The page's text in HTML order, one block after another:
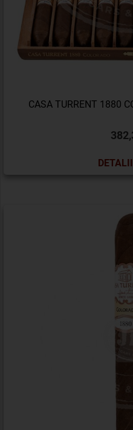
CASA TURRENT 1880